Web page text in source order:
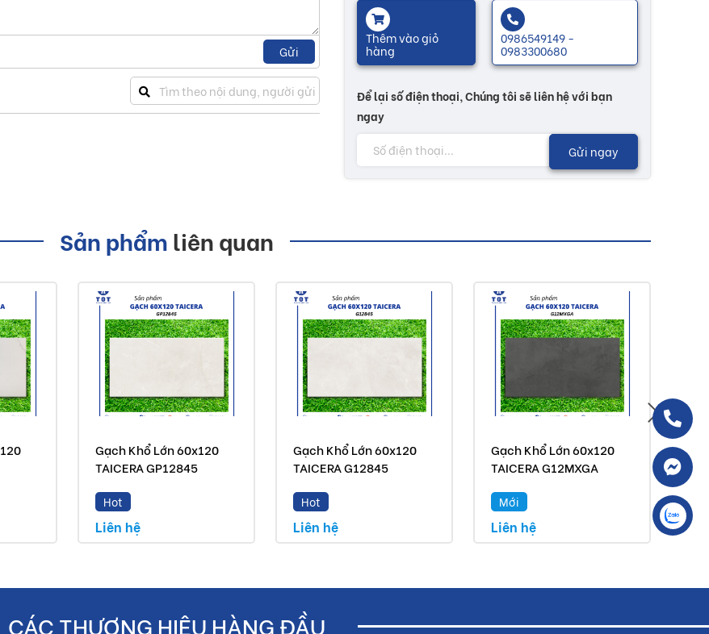
Gửi
Thêm vào giỏ
hàng
0986549149 -
0983300680
Để lại số điện thoại, Chúng tôi sẽ liên hệ với bạn
ngay
Gửi ngay
Sản phẩm liên quan
Gạch Khổ Lớn 60x120
TAICERA GP12845
Hot
Liên hệ
Gạch Khổ Lớn 60x120
TAICERA G12845
Hot
Liên hệ
Gạch Khổ Lớn 60x120
TAICERA G12MXGA
Mới
Liên hệ
CÁC THƯƠNG HIỆU HÀNG ĐẦU